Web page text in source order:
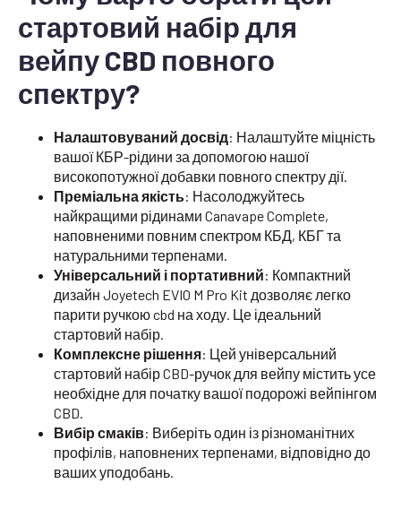
стартовий набір для
вейпу CBD повного
спектру?
Налаштовуваний досвід: Налаштуйте міцність
вашої КБР-рідини за допомогою нашої
високопотужної добавки повного спектру дії.
Преміальна якість: Насолоджуйтесь
найкращими рідинами Canavape Complete,
наповненими повним спектром КБД, КБГ та
натуральними терпенами.
Універсальний і портативний: Компактний
дизайн Joyetech EVIO M Pro Kit дозволяє легко
парити ручкою cbd на ходу. Це ідеальний
стартовий набір.
Комплексне рішення: Цей універсальний
стартовий набір CBD-ручок для вейпу містить усе
необхідне для початку вашої подорожі вейпінгом
CBD.
Вибір смаків: Виберіть один із різноманітних
профілів, наповнених терпенами, відповідно до
ваших уподобань.